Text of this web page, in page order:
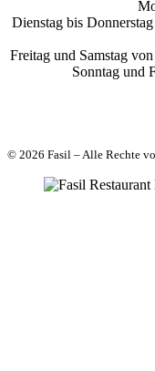
Dienstag bis
Freitag und Samstag
Sonntag und
© 2026 Fasil – Alle Rechte